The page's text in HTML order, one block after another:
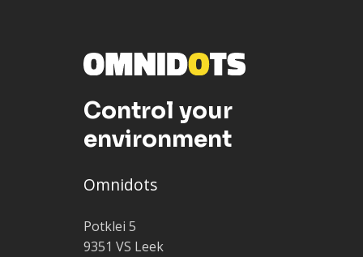
Control your
environment
Omnidots
Potklei 5
9351 VS Leek